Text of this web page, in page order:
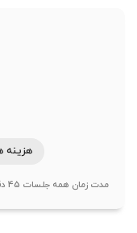
هزینه هر
مدت زمان همه جلسات 45 دقیقه می باشد